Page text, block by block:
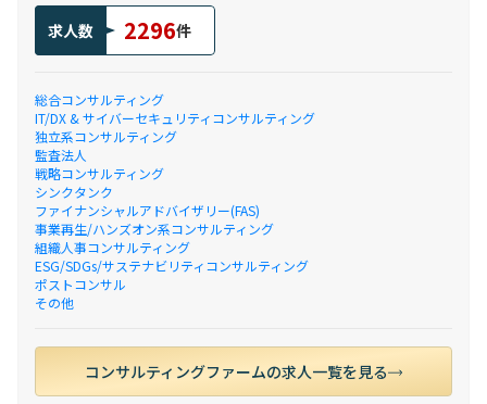
求人数 2296件
総合コンサルティング
IT/DX & サイバーセキュリティコンサルティング
独立系コンサルティング
監査法人
戦略コンサルティング
シンクタンク
ファイナンシャルアドバイザリー(FAS)
事業再生/ハンズオン系コンサルティング
組織人事コンサルティング
ESG/SDGs/サステナビリティコンサルティング
ポストコンサル
その他
コンサルティングファームの求人一覧を見る